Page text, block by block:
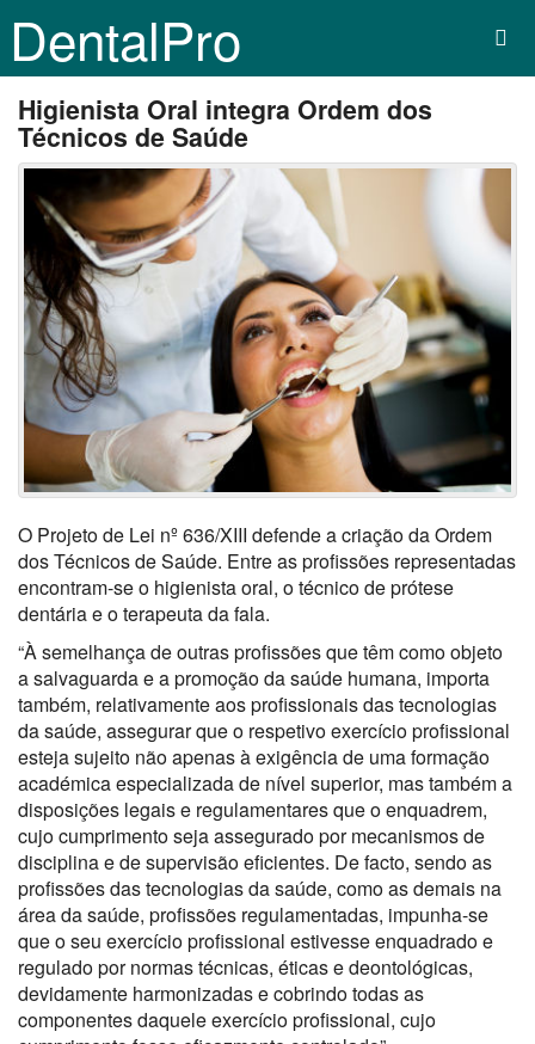
DentalPro
Higienista Oral integra Ordem dos
Técnicos de Saúde
O Projeto de Lei nº 636/XIII defende a criação da Ordem
dos Técnicos de Saúde. Entre as profissões representadas
encontram-se o higienista oral, o técnico de prótese
dentária e o terapeuta da fala.
“À semelhança de outras profissões que têm como objeto
a salvaguarda e a promoção da saúde humana, importa
também, relativamente aos profissionais das tecnologias
da saúde, assegurar que o respetivo exercício profissional
esteja sujeito não apenas à exigência de uma formação
académica especializada de nível superior, mas também a
disposições legais e regulamentares que o enquadrem,
cujo cumprimento seja assegurado por mecanismos de
disciplina e de supervisão eficientes. De facto, sendo as
profissões das tecnologias da saúde, como as demais na
área da saúde, profissões regulamentadas, impunha-se
que o seu exercício profissional estivesse enquadrado e
regulado por normas técnicas, éticas e deontológicas,
devidamente harmonizadas e cobrindo todas as
componentes daquele exercício profissional, cujo